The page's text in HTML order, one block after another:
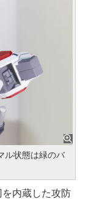
ル状態は緑のバ
内蔵した攻防